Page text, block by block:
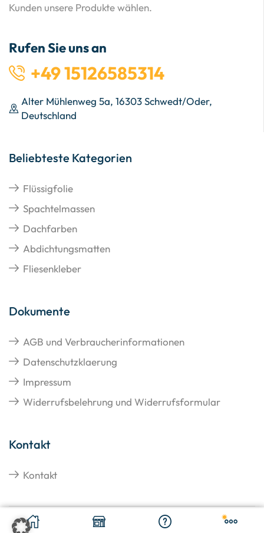
€ In den Warenkorb
Kunden unsere Produkte wählen.
Rufen Sie uns an
+49 15126585314
Alter Mühlenweg 5a, 16303 Schwedt/Oder,
Deutschland
Beliebteste Kategorien
Flüssigfolie
Spachtelmassen
Dachfarben
Abdichtungsmatten
Fliesenkleber
Dokumente
AGB und Verbraucherinformationen
Datenschutzklaerung
Impressum
Widerrufsbelehrung und Widerrufsformular
Kontakt
Kontakt